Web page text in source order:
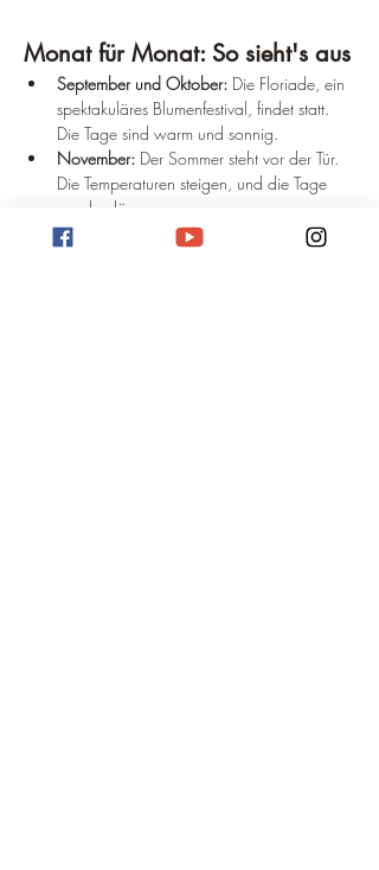
Monat für Monat: So sieht's aus
September und Oktober: Die Floriade, ein
spektakuläres Blumenfestival, findet statt.
Die Tage sind warm und sonnig.
November: Der Sommer steht vor der Tür.
Die Temperaturen steigen, und die Tage
werden länger.
Dezember bis Februar:
Hochsaison in